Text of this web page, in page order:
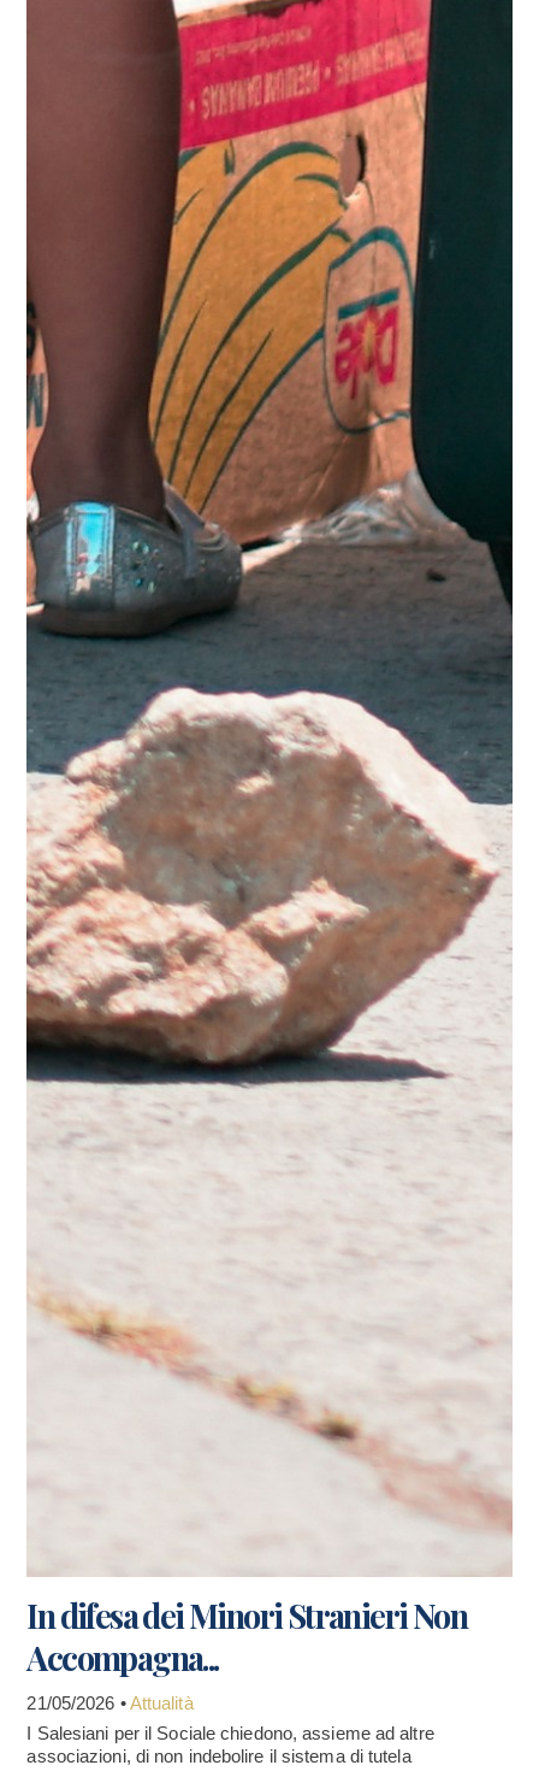
In difesa dei Minori Stranieri Non
Accompagna...
21/05/2026 •Attualità
I Salesiani per il Sociale chiedono, assieme ad altre
associazioni, di non indebolire il sistema di tutela